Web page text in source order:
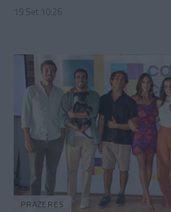
19 Set 10:26
PRAZERES